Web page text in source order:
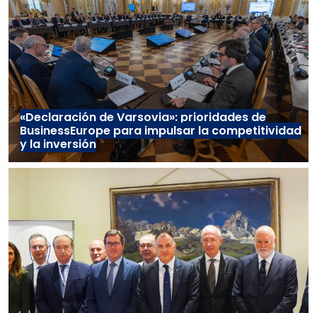
«Declaración de Varsovia»: prioridades de
BusinessEurope para impulsar la competitividad
y la inversión